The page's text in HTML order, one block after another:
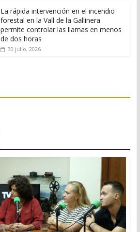
La rápida intervención en el incendio
forestal en la Vall de la Gallinera
permite controlar las llamas en menos
de dos horas
30 julio, 2026